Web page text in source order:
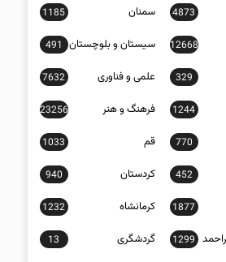
4873 سمنان 1185
12668 سیستان و بلوچستان 491
329 علمی و فناوری 7632
1244 فرهنگ و هنر 23256
770 قم 1033
452 کردستان 940
1877 کرمانشاه 1232
1299 گردشگری 13